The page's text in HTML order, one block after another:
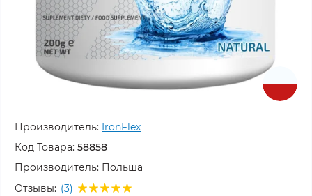
Производитель: IronFlex
Код Товара: 58858
Производитель: Польша
Отзывы: (3)